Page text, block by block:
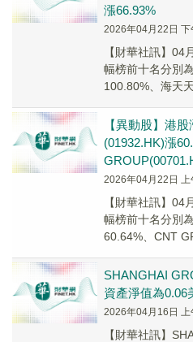
漲66.93%
2026年04月22日 下
【財華社訊】04
幅榜前十名分別
100.80%、海天
【異動股】港
(01932.HK)漲
2026年04月22日 上
【財華社訊】04
幅榜前十名分別
60.64%、CNT
SHANGHAI
資產淨值為0.06
2026年04月16日 上
【財華社訊】